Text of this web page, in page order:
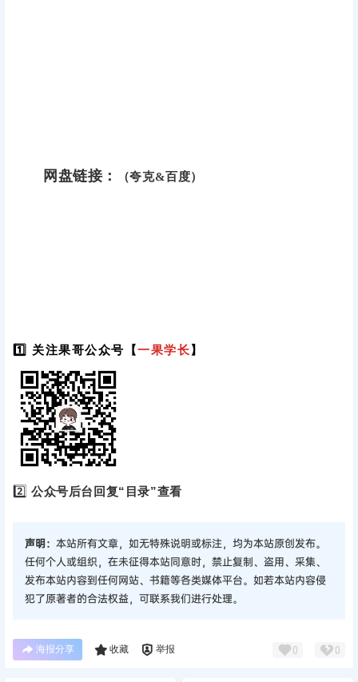
网盘链接： （夸克&百度）
1️⃣ 关注果哥公众号【一果学长】
2️⃣公众号后台回复“目录”查看
声明： 本站所有文章，如无特殊说明或标注，均为本站原创发布。
任何个人或组织，在未征得本站同意时，禁止复制、盗用、采集、
发布本站内容到任何网站、书籍等各类媒体平台。如若本站内容侵
犯了原著者的合法权益，可联系我们进行处理。
海报分享 收藏 举报 0 0